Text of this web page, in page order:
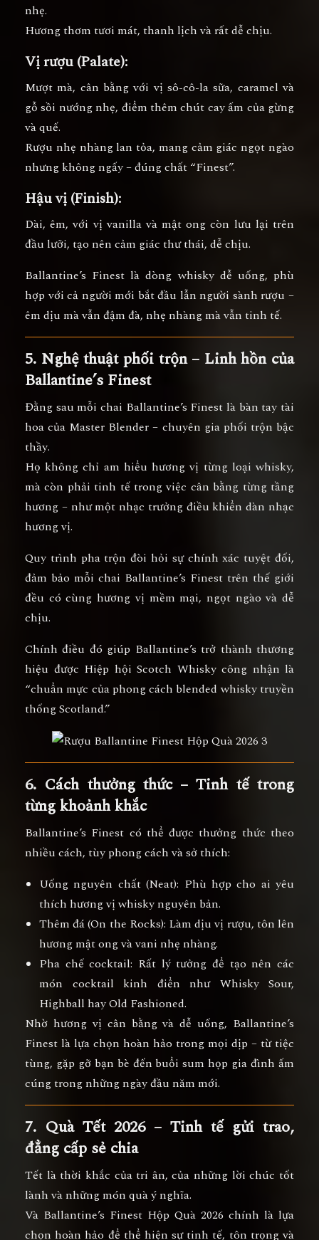
nhẹ.
Hương thơm tươi mát, thanh lịch và rất dễ chịu.
Vị rượu (Palate):
Mượt mà, cân bằng với vị sô-cô-la sữa, caramel và
gỗ sồi nướng nhẹ, điểm thêm chút cay ấm của gừng
và quế.
Rượu nhẹ nhàng lan tỏa, mang cảm giác ngọt ngào
nhưng không ngấy – đúng chất “Finest”.
Hậu vị (Finish):
Dài, êm, với vịvanilla và mật ong còn lưu lại trên
đầu lưỡi, tạo nên cảm giác thư thái, dễ chịu.
Ballantine’s Finest là dòng whisky dễ uống, phù
hợp với cả người mới bắt đầu lẫn người sành rượu –
êm dịu mà vẫn đậm đà, nhẹ nhàng mà vẫn tinh tế.
5. Nghệ thuật phối trộn – Linh hồn của
Ballantine’s Finest
Đằng sau mỗi chai Ballantine’s Finest là bàn tay tài
hoa của Master Blender – chuyên gia phối trộn bậc
thầy.
Họ không chỉ am hiểu hương vị từng loại whisky,
mà còn phải tinh tế trong việc cân bằng từng tầng
hương – như một nhạc trưởng điều khiển dàn nhạc
hương vị.
Quy trình pha trộn đòi hỏi sự chính xác tuyệt đối,
đảm bảo mỗi chai Ballantine’s Finest trên thế giới
đều có cùnghương vị mềm mại, ngọt ngào và dễ
chịu.
Chính điều đó giúp Ballantine’s trở thành thương
hiệu được Hiệp hội Scotch Whiskycông nhận là
“chuẩn mực của phong cách blended whisky truyền
thống Scotland.”
6. Cách thưởng thức – Tinh tế trong
từng khoảnh khắc
Ballantine’s Finest có thể được thưởng thức theo
nhiều cách, tùy phong cách và sở thích:
Uống nguyên chất (Neat): Phù hợp cho ai yêu
thích hương vị whisky nguyên bản.
Thêm đá (On the Rocks): Làm dịu vị rượu, tôn lên
hương mật ong và vani nhẹ nhàng.
Pha chế cocktail: Rất lý tưởng để tạo nên các
món cocktail kinh điển như Whisky Sour,
Highball hay Old Fashioned.
Nhờ hương vị cân bằng và dễ uống, Ballantine’s
Finest là lựa chọn hoàn hảo trong mọi dịp – từtiệc
tùng, gặp gỡ bạn bè đến buổi sum họp gia đình ấm
cúngtrong những ngày đầu năm mới.
7. Quà Tết 2026 – Tinh tế gửi trao,
đẳng cấp sẻ chia
Tết là thời khắc của tri ân, của những lời chúc tốt
lành và những món quà ý nghĩa.
Và Ballantine’s Finest Hộp Quà 2026 chính là lựa
chọn hoàn hảo để thể hiệnsự tinh tế, tôn trọng và